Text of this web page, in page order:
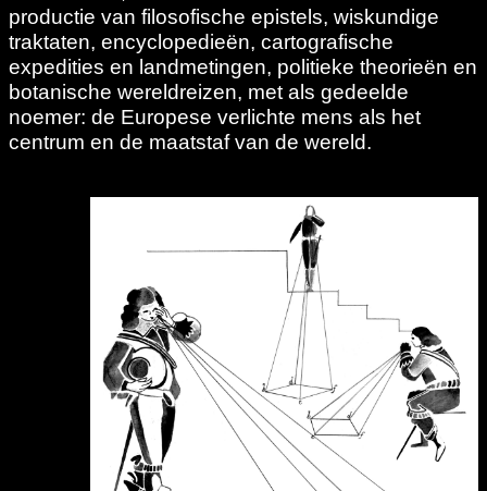
productie van filosofische epistels, wiskundige
traktaten, encyclopedieën, cartografische
expedities en landmetingen, politieke theorieën en
botanische wereldreizen, met als gedeelde
noemer: de Europese verlichte mens als het
centrum en de maatstaf van de wereld.